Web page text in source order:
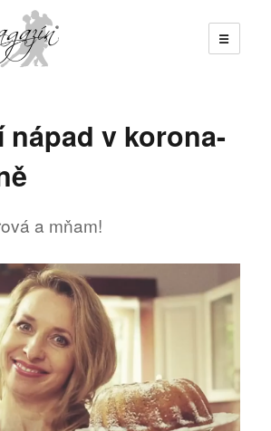
☰
nápad v korona-
a mňam!